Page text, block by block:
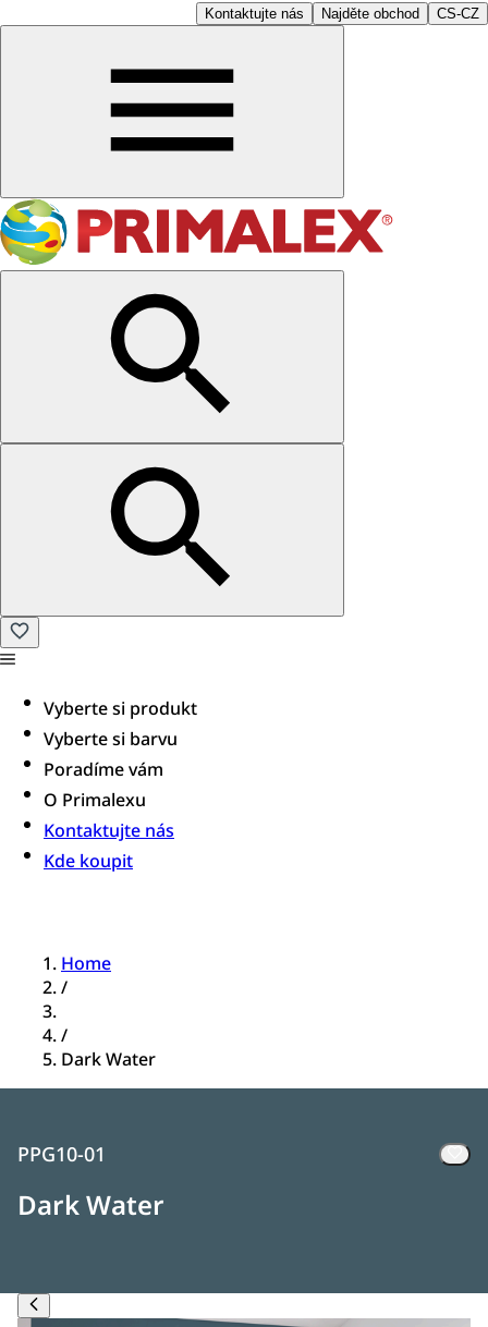
Kontaktujte nás Najděte obchod CS-CZ
Vyberte si produkt
Vyberte si barvu
Poradíme vám​
O Primalexu
Kontaktujte nás
Kde koupit
Home
/
/
Dark Water
PPG10-01
Dark Water